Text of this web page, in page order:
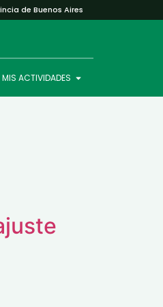
de Buenos Aires
MIS ACTIVIDADES